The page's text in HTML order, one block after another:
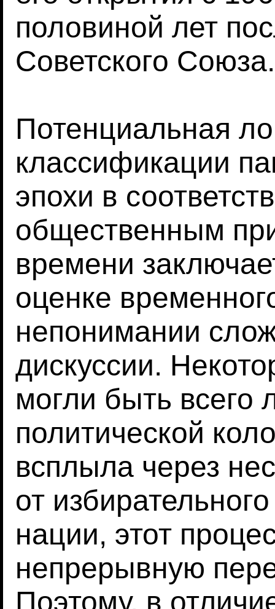
половиной лет
Советского Союза.
Потенциальная
классификации
эпохи в
общественным
времени
оценке
непонимании
дискуссии.
могли быть всего
политической
всплыла через
от
нации, этот
непрерывную
Поэтому, в